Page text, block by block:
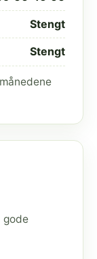
Stengt
Stengt
gode